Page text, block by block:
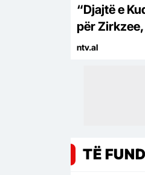
“Djajtë e
për
‘Zonjës së
ntv.al
TË